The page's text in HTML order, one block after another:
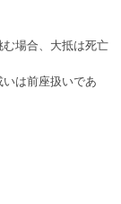
場合、大抵は死亡
は前座扱いであ